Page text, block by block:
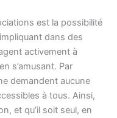
est la possibilité
dans des
activement à
s’amusant. Par
demandent aucune
à tous. Ainsi,
et qu’il soit seul, en